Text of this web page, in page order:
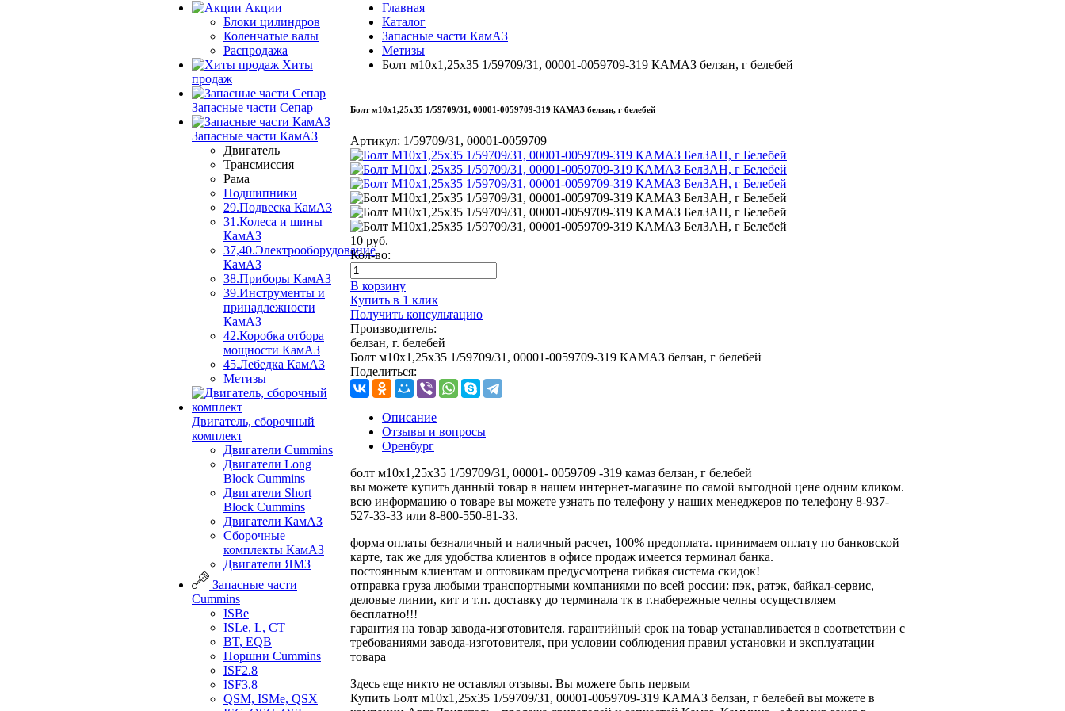
Акции
Блоки цилиндров
Коленчатые валы
Распродажа
Хиты
продаж
Запасные части Сепар
Запасные части КамАЗ
Двигатель
Трансмиссия
Рама
Подшипники
29.Подвеска КамАЗ
31.Колеса и шины
КамАЗ
37,40.Электрооборудование
КамАЗ
38.Приборы КамАЗ
39.Инструменты и
принадлежности
КамАЗ
42.Коробка отбора
мощности КамАЗ
45.Лебедка КамАЗ
Метизы
Двигатель, сборочный
комплект
Двигатели Cummins
Двигатели Long
Bloсk Cummins
Двигатели Short
Bloсk Cummins
Двигатели КамАЗ
Сборочные
комплекты КамАЗ
Двигатели ЯМЗ
Запасные части
Cummins
ISBe
ISLe, L, CT
BT, EQB
Поршни Cummins
ISF2.8
ISF3.8
QSM, ISMe, QSX
Главная
Каталог
Запасные части КамАЗ
Метизы
Болт м10х1,25х35 1/59709/31, 00001-0059709-319 КАМАЗ белзан, г белебей
Болт м10х1,25х35 1/59709/31, 00001-0059709-319 КАМАЗ белзан, г белебей
Артикул: 1/59709/31, 00001-0059709
10 руб.
Кол-во:
В корзину
Купить в 1 клик
Получить консультацию
Производитель:
белзан, г. белебей
Болт м10х1,25х35 1/59709/31, 00001-0059709-319 КАМАЗ белзан, г белебей
Поделиться:
Описание
Отзывы и вопросы
Оренбург
болт м10х1,25х35 1/59709/31, 00001- 0059709 -319 камаз белзан, г белебей
вы можете купить данный товар в нашем интернет-магазине по самой выгодной цене одним кликом.
всю информацию о товаре вы можете узнать по телефону у наших менеджеров по телефону 8-937-
527-33-33 или 8-800-550-81-33.
форма оплаты безналичный и наличный расчет, 100% предоплата. принимаем оплату по банковской
карте, так же для удобства клиентов в офисе продаж имеется терминал банка.
постоянным клиентам и оптовикам предусмотрена гибкая система скидок!
отправка груза любыми транспортными компаниями по всей россии: пэк, ратэк, байкал-сервис,
деловые линии, кит и т.п. доставку до терминала тк в г.набережные челны осуществляем
бесплатно!!!
гарантия на товар завода-изготовителя. гарантийный срок на товар устанавливается в соответствии с
требованиями завода-изготовителя, при условии соблюдения правил установки и эксплуатации
товара
Здесь еще никто не оставлял отзывы. Вы можете быть первым
Купить Болт м10х1,25х35 1/59709/31, 00001-0059709-319 КАМАЗ белзан, г белебей вы можете в